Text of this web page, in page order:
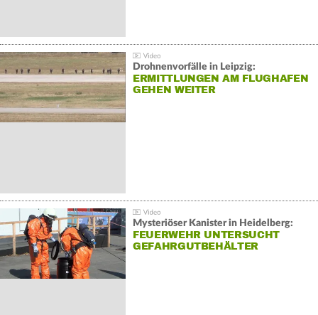
Drohnenvorfälle in Leipzig:
ERMITTLUNGEN AM FLUGHAFEN
GEHEN WEITER
Mysteriöser Kanister in Heidelberg:
FEUERWEHR UNTERSUCHT
GEFAHRGUTBEHÄLTER